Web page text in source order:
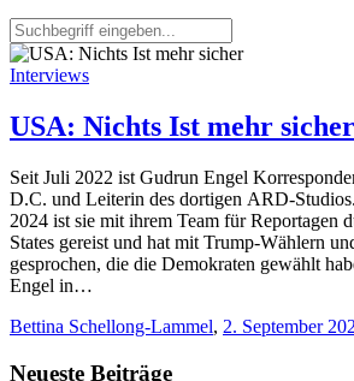
Interviews
USA: Nichts Ist mehr sicher
Seit Juli 2022 ist Gudrun Engel
D.C. und Leiterin des dortigen ARD-
2024 ist sie mit ihrem Team für Reportagen
States gereist und hat mit Trump-Wählern
gesprochen, die die Demokraten gewählt
Engel in…
Bettina Schellong-Lammel, 2. September
Neueste Beiträge